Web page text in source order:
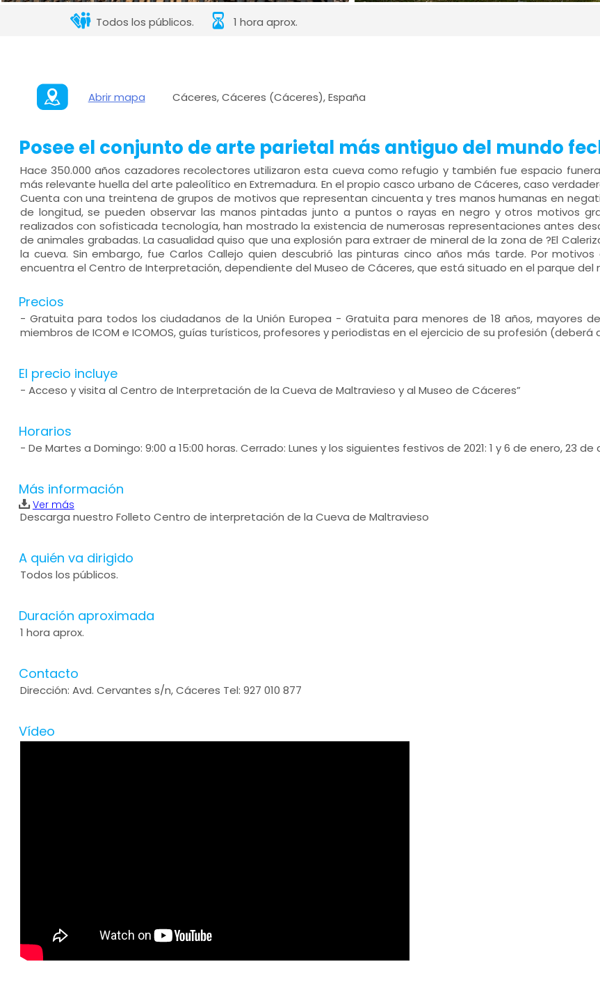
Todos los públicos. 1 hora aprox.
Abrir mapa Cáceres, Cáceres (Cáceres), España
Posee el conjunto de arte parietal más antiguo del mundo
Hace 350.000 años cazadores recolectores utilizaron esta cueva como refugio y también fue espacio
más relevante huella del arte paleolítico en Extremadura. En el propio casco urbano de Cáceres, caso
Cuenta con una treintena de grupos de motivos que representan cincuenta y tres manos humanas en
de longitud, se pueden observar las manos pintadas junto a puntos o rayas en negro y otros motivos
realizados con sofisticada tecnología, han mostrado la existencia de numerosas representaciones antes
de animales grabadas. La casualidad quiso que una explosión para extraer de mineral de la zona de ?El
la cueva. Sin embargo, fue Carlos Callejo quien descubrió las pinturas cinco años más tarde. Por
encuentra el Centro de Interpretación, dependiente del Museo de Cáceres, que está situado en el parque
Precios
- Gratuita para todos los ciudadanos de la Unión Europea - Gratuita para menores de 18 años, mayores
miembros de ICOM e ICOMOS, guías turísticos, profesores y periodistas en el ejercicio de su profesión
El precio incluye
- Acceso y visita al Centro de Interpretación de la Cueva de Maltravieso y al Museo de Cáceres”
Horarios
- De Martes a Domingo: 9:00 a 15:00 horas. Cerrado: Lunes y los siguientes festivos de 2021: 1 y 6 de enero, 23
Más información
Ver más
Descarga nuestro Folleto Centro de interpretación de la Cueva de Maltravieso
A quién va dirigido
Todos los públicos.
Duración aproximada
1 hora aprox.
Contacto
Dirección: Avd. Cervantes s/n, Cáceres Tel: 927 010 877
Vídeo